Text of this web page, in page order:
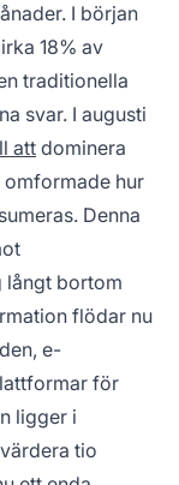
I början
18% av
traditionella
svar. I augusti
att dominera
omformade hur
Denna
långt bortom
flödar nu
e-
för
ligger i
tio